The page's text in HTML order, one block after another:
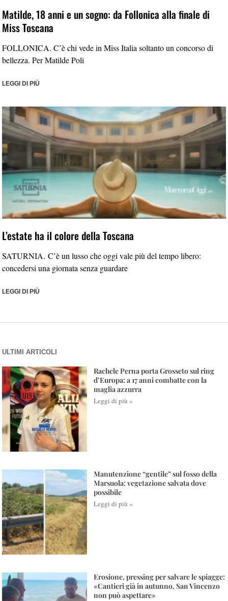
Matilde, 18 anni e un sogno: da Follonica alla finale di
Miss Toscana
FOLLONICA. C’è chi vede in Miss Italia soltanto un concorso di
bellezza. Per Matilde Poli
LEGGI DI PIÙ
L’estate ha il colore della Toscana
SATURNIA. C’è un lusso che oggi vale più del tempo libero:
concedersi una giornata senza guardare
LEGGI DI PIÙ
ULTIMI ARTICOLI
Rachele Perna porta Grosseto sul ring
d’Europa: a 17 anni combatte con la
maglia azzurra
Leggi di più »
Manutenzione “gentile” sul fosso della
Marsuola: vegetazione salvata dove
possibile
Leggi di più »
Erosione, pressing per salvare le spiagge:
«Cantieri già in autunno, San Vincenzo
non può aspettare»